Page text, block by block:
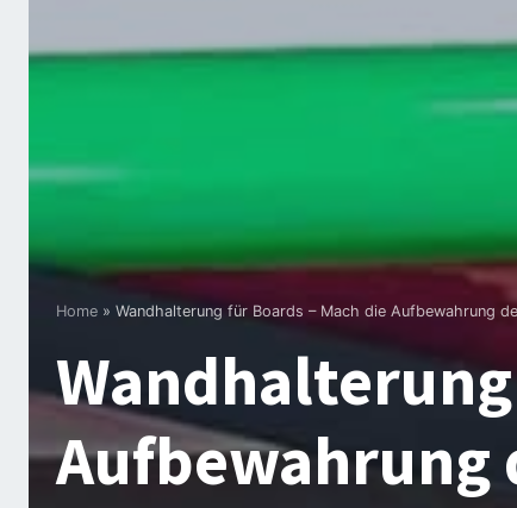
Home » Wandhalterung für Boards – Mach die Aufbewahrung
Aufbewahrung